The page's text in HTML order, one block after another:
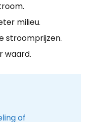
milieu.
stroomprijzen.
waard.
of